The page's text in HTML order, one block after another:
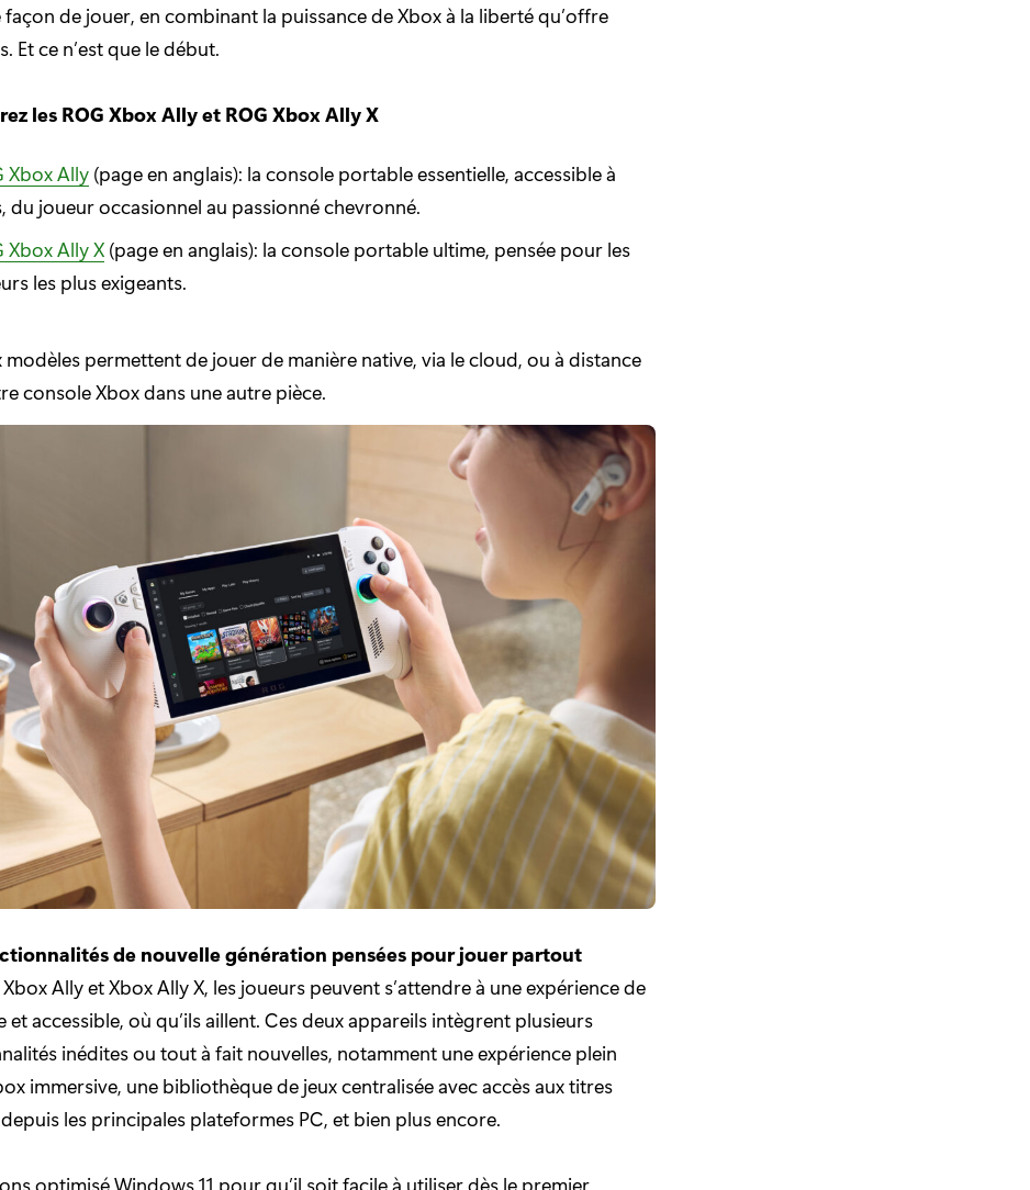
façon de jouer, en combinant la puissance de Xbox à la liberté qu’offre
Et ce n’est que le début.
les ROG Xbox Ally et ROG Xbox Ally X
Xbox Ally (page en anglais): la console portable essentielle, accessible à
du joueur occasionnel au passionné chevronné.
Xbox Ally X (page en anglais): la console portable ultime, pensée pour les
les plus exigeants.
modèles permettent de jouer de manière native, via le cloud, ou à distance
console Xbox dans une autre pièce.
de nouvelle génération pensées pour jouer partout
Ally et Xbox Ally X, les joueurs peuvent s’attendre à une expérience de
et accessible, où qu’ils aillent. Ces deux appareils intègrent plusieurs
inédites ou tout à fait nouvelles, notamment une expérience plein
immersive, une bibliothèque de jeux centralisée avec accès aux titres
les principales plateformes PC, et bien plus encore.
optimisé Windows 11 pour qu’il soit facile à utiliser dès le premier